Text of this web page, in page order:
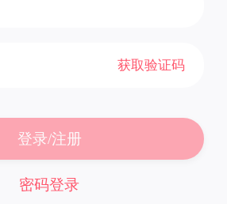
获取验证码
登录/注册
密码登录